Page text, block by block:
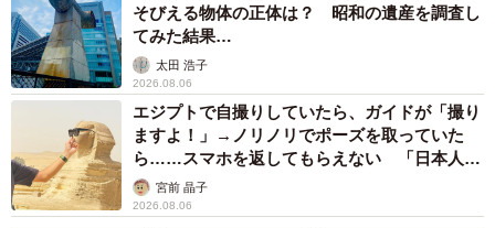
そびえる物体の正体は？ 昭和の遺産を調査し
てみた結果…
太田 浩子
2026.08.06
エジプトで自撮りしていたら、ガイドが「撮り
ますよ！」→ノリノリでポーズを取っていた
ら……スマホを返してもらえない 「日本人は
カモ代表かも」「私は6時間で3万円払った」
宮前 晶子
2026.08.06